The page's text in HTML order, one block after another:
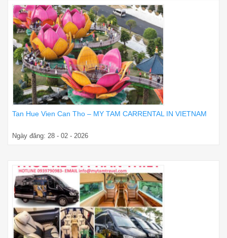
Tan Hue Vien Can Tho – MY TAM CARRENTAL IN VIETNAM
Ngày đăng: 28 - 02 - 2026